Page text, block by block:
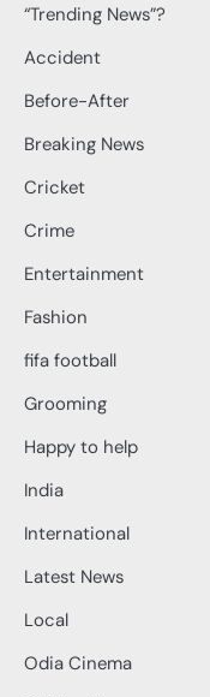
“Trending News”?
Accident
Before-After
Breaking News
Cricket
Crime
Entertainment
Fashion
fifa football
Grooming
Happy to help
India
International
Latest News
Local
Odia Cinema